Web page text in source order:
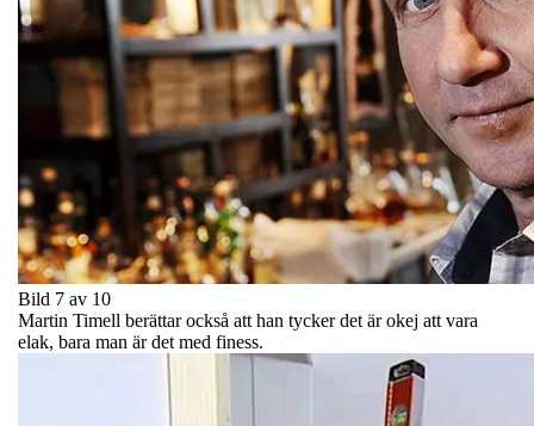
Bild 7 av 10
Martin Timell berättar också att han tycker det är okej att vara
elak, bara man är det med finess.